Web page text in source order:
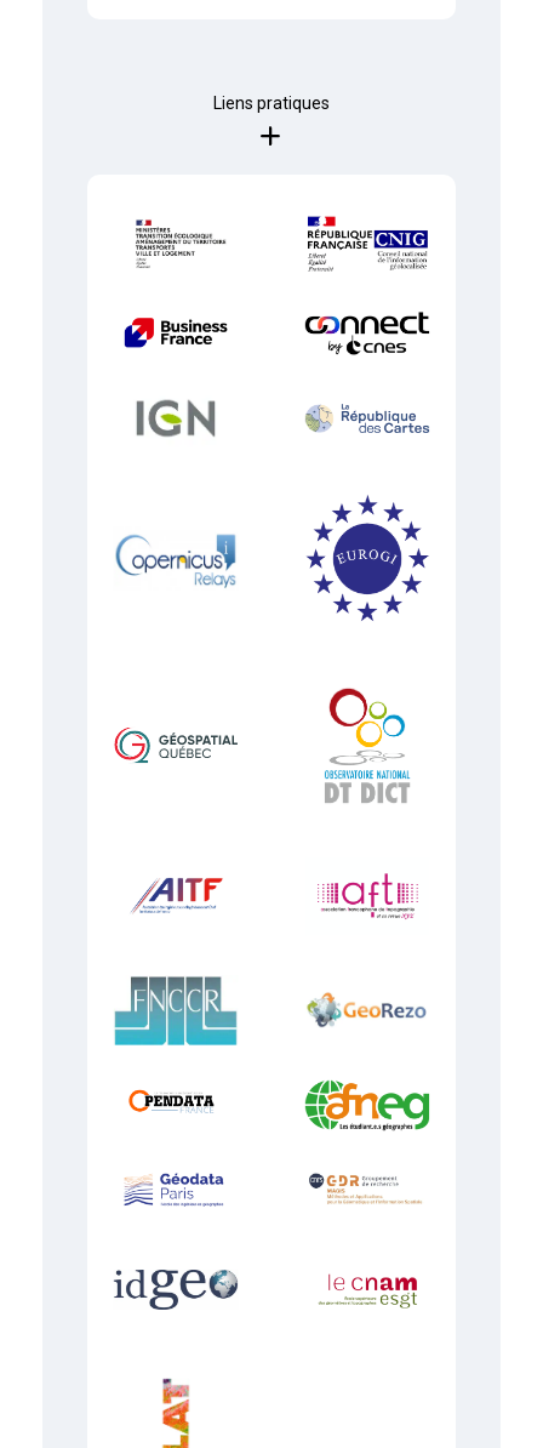
Liens pratiques